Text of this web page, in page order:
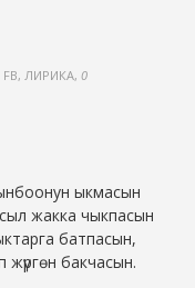
FB, ЛИРИКА,0
ыкмасын
жакка чыкпасын
батпасын,
жүргөн бакчасын.